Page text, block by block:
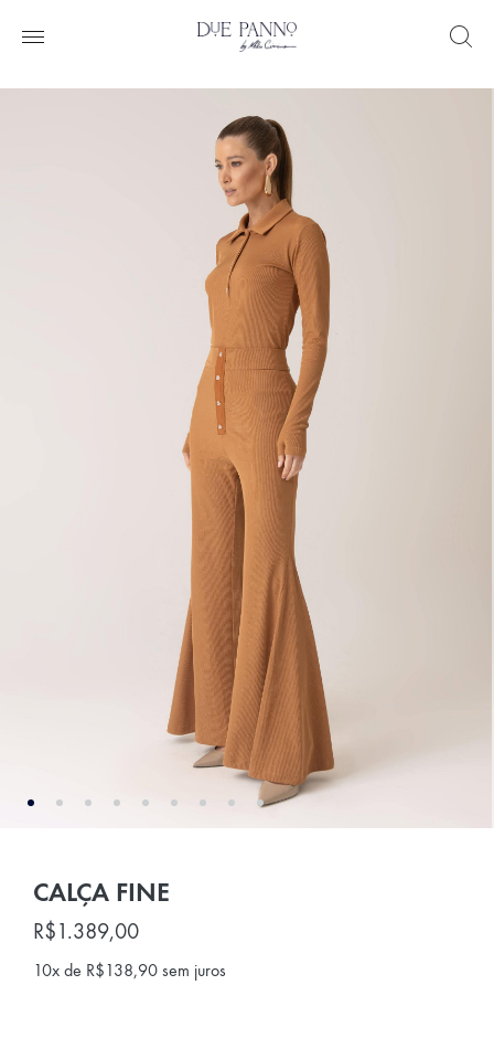
CALÇA FINE
R$1.389,00
10x de R$138,90 sem juros